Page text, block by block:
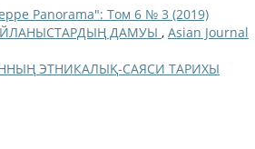
Panorama": Том 6 № 3 (2019)
ДАМУЫ , Asian Journal
ЭТНИКАЛЫҚ-САЯСИ ТАРИХЫ